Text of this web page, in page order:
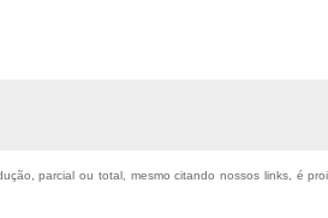
parcial ou total, mesmo citando nossos links, é